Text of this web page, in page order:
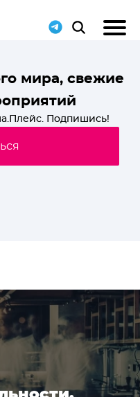
мира, свежие
Подпишись!